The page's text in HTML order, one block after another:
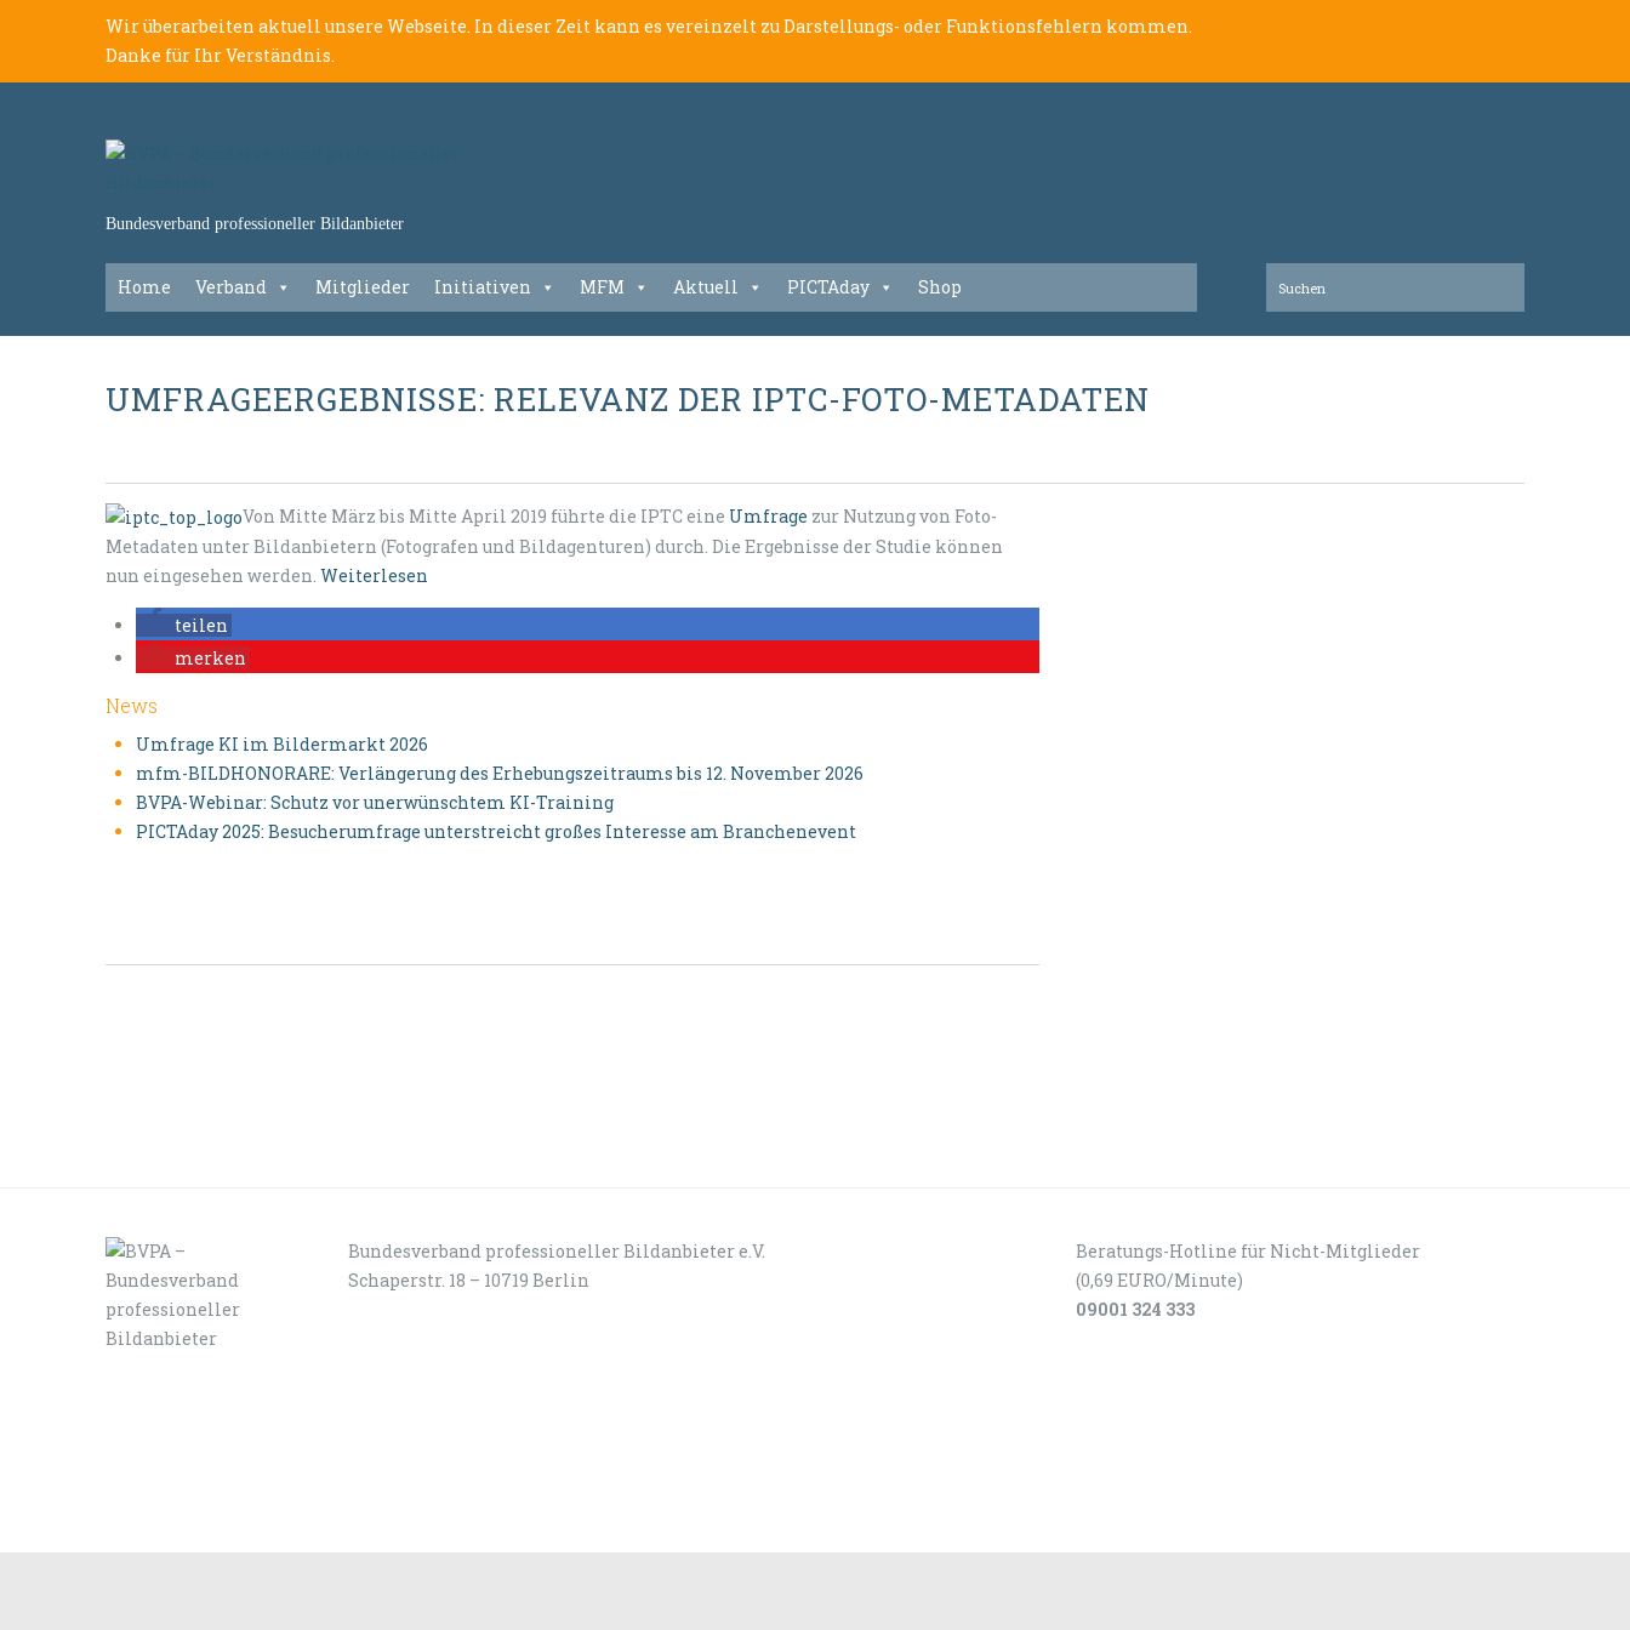
Wir überarbeiten aktuell unsere Webseite. In dieser Zeit kann es vereinzelt zu Darstellungs- oder Funktionsfehlern kommen.
Danke für Ihr Verständnis.
Bundesverband professioneller Bildanbieter
Home Verband Mitglieder Initiativen MFM Aktuell PICTAday Shop
UMFRAGEERGEBNISSE: RELEVANZ DER IPTC-FOTO-METADATEN
Von Mitte März bis Mitte April 2019 führte die IPTCeine Umfrage zur Nutzung von Foto-
Metadaten unter Bildanbietern (Fotografen und Bildagenturen) durch. Die Ergebnisse der Studie können
nun eingesehen werden. Weiterlesen
teilen
merken
News
Umfrage KI im Bildermarkt 2026
mfm-BILDHONORARE: Verlängerung des Erhebungszeitraums bis 12. November 2026
BVPA-Webinar: Schutz vor unerwünschtem KI-Training
PICTAday 2025: Besucherumfrage unterstreicht großes Interesse am Branchenevent
Bundesverband professioneller Bildanbieter e.V.
Schaperstr. 18 – 10719 Berlin
Beratungs-Hotline für Nicht-Mitglieder
(0,69 EURO/Minute)
09001 324 333